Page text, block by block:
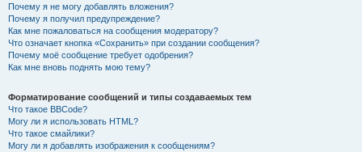
Почему я не могу добавлять вложения?
Почему я получил предупреждение?
Как мне пожаловаться на сообщения модератору?
Что означает кнопка «Сохранить» при создании сообщения?
Почему моё сообщение требует одобрения?
Как мне вновь поднять мою тему?
Форматирование сообщений и типы создаваемых тем
Что такое BBCode?
Могу ли я использовать HTML?
Что такое смайлики?
Могу ли я добавлять изображения к сообщениям?